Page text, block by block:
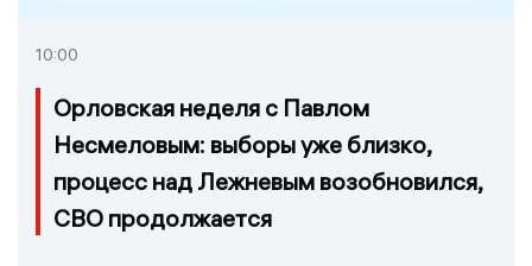
10:00
Орловская неделя с Павлом
Несмеловым: выборы уже близко,
процесс над Лежневым возобновился,
СВО продолжается